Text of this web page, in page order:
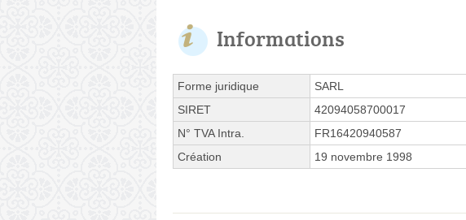
Informations
Forme juridique
SARL
SIRET
42094058700017
N° TVA Intra.
FR16420940587
Création
19 novembre 1998